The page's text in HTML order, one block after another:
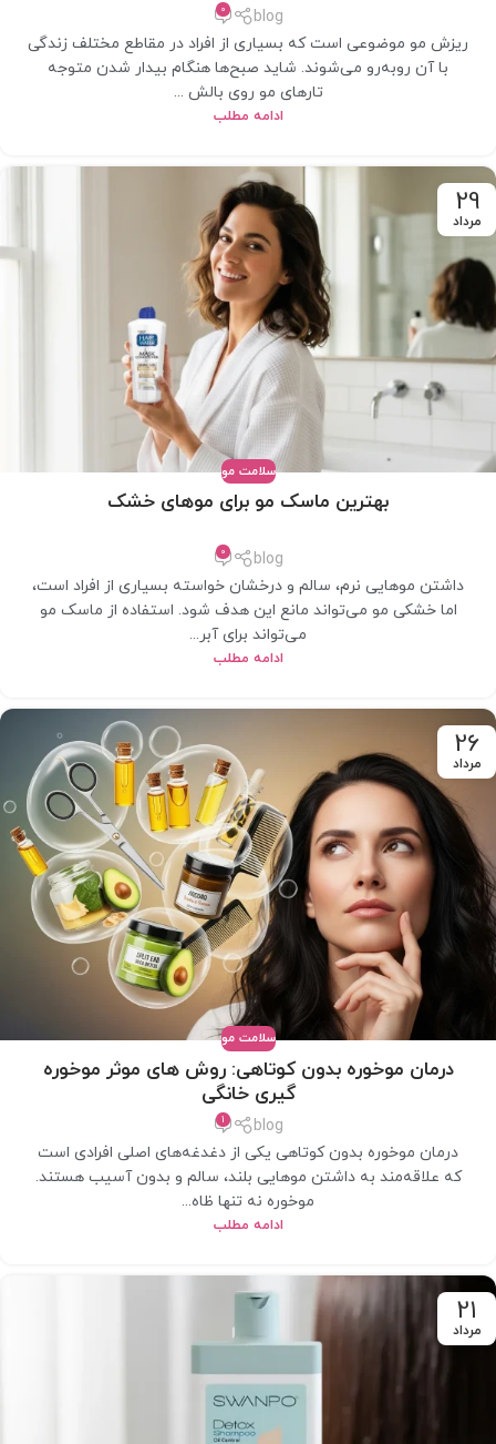
blog
0
ریزش مو موضوعی است که بسیاری از افراد در مقاطع مختلف زندگی
با آن روبه‌رو می‌شوند. شاید صبح‌ها هنگام بیدار شدن متوجه
تارهای مو روی بالش ...
ادامه مطلب
29
مرداد
سلامت مو
بهترین ماسک مو برای موهای خشک
blog
0
داشتن موهایی نرم، سالم و درخشان خواسته بسیاری از افراد است،
اما خشکی مو می‌تواند مانع این هدف شود. استفاده از ماسک مو
می‌تواند برای آبر...
ادامه مطلب
26
مرداد
سلامت مو
درمان موخوره بدون کوتاهی: روش های موثر موخوره
گیری خانگی
blog
1
درمان موخوره بدون کوتاهی یکی از دغدغه‌های اصلی افرادی است
که علاقه‌مند به داشتن موهایی بلند، سالم و بدون آسیب هستند.
موخوره نه تنها ظاه...
ادامه مطلب
21
مرداد